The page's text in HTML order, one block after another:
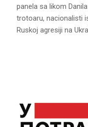
panela sa likom
trotoaru, nacionalisti
Ruskoj agresiji na